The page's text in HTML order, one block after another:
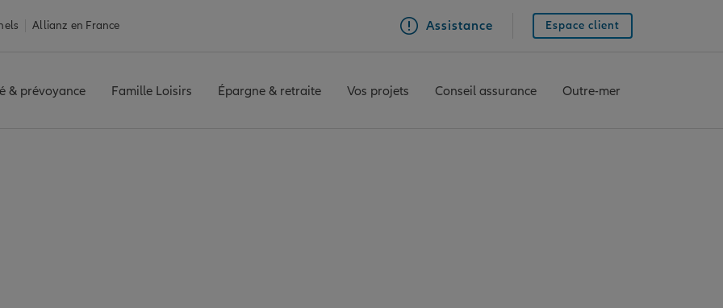
Allianz en France Assistance Espace client
& prévoyance Famille Loisirs Épargne & retraite Vos projets Conseil assurance Outre-mer